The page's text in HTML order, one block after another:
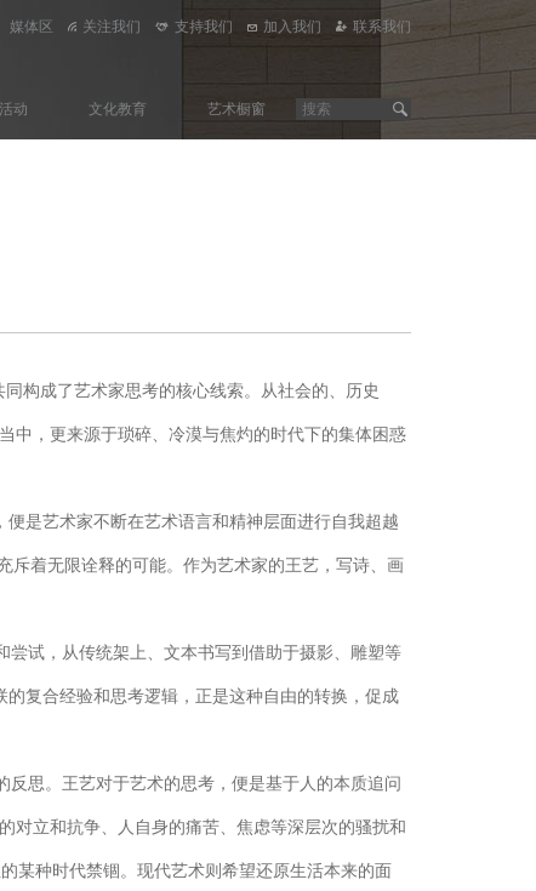
媒体区 关注我们 支持我们 加入我们 联系我们
动 文化教育 艺术橱窗
同构成了艺术家思考的核心线索。从社会的、历史
中，更来源于琐碎、冷漠与焦灼的时代下的集体困惑
是艺术家不断在艺术语言和精神层面进行自我超越
斥着无限诠释的可能。作为艺术家的王艺，写诗、画
试，从传统架上、文本书写到借助于摄影、雕塑等
的复合经验和思考逻辑，正是这种自由的转换，促成
思。王艺对于艺术的思考，便是基于人的本质追问
对立和抗争、人自身的痛苦、焦虑等深层次的骚扰和
某种时代禁锢。现代艺术则希望还原生活本来的面